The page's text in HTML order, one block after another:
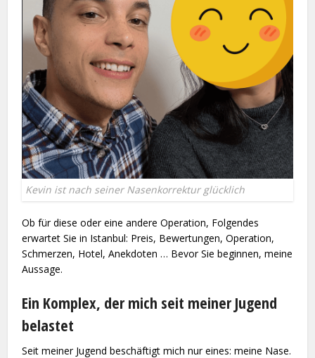
Kevin ist nach seiner Nasenkorrektur glücklich
Ob für diese oder eine andere Operation, Folgendes
erwartet Sie in Istanbul: Preis, Bewertungen, Operation,
Schmerzen, Hotel, Anekdoten … Bevor Sie beginnen, meine
Aussage.
Ein Komplex, der mich seit meiner Jugend
belastet
Seit meiner Jugend beschäftigt mich nur eines: meine Nase.